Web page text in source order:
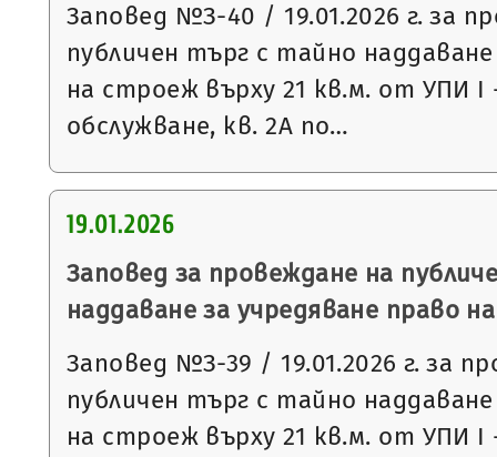
Заповед №З-40 / 19.01.2026 г. за
публичен търг с тайно
на строеж върху 21 кв.м. от УПИ І
обслужване, кв. 2А по…
19.01.2026
Заповед за провеждане на
наддаване за учредяване право
Заповед №З-39 / 19.01.2026 г. за
публичен търг с тайно
на строеж върху 21 кв.м. от УПИ І